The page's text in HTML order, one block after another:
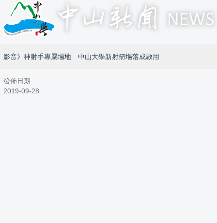
影音》神射手專屬場地 中山大學新射箭場落成啟用
發佈日期:
2019-09-28